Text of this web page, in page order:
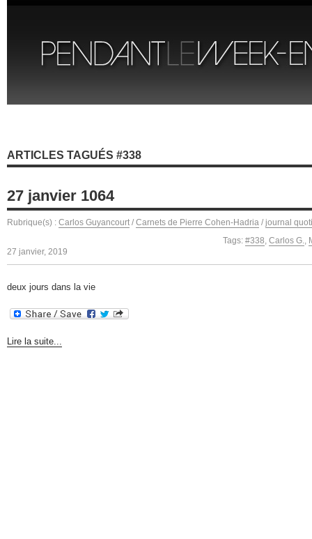
ARTICLES TAGUÉS #338
27 janvier 1064
Rubrique(s) : Carlos Guyancourt / Carnets de Pierre Cohen-Hadria / journal
Tags: #338, Carlos G.,
27 janvier, 2019
deux jours dans la vie
Lire la suite...